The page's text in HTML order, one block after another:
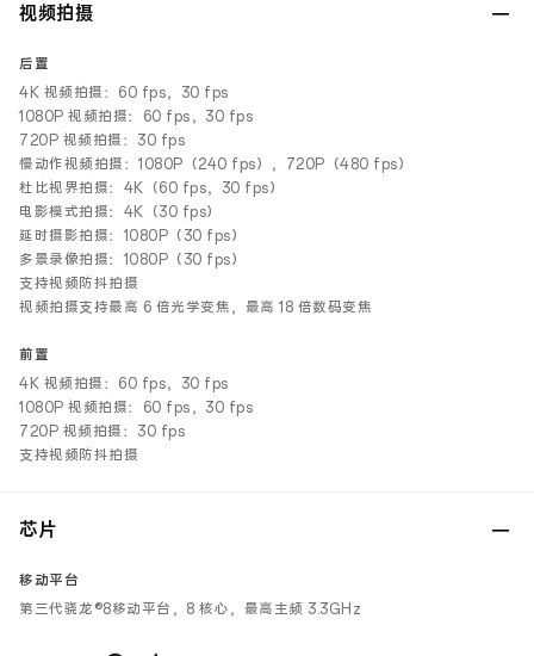
视频拍摄
后置
4K 视频拍摄：60 fps，30 fps
1080P 视频拍摄：60 fps，30 fps
720P 视频拍摄：30 fps
慢动作视频拍摄：1080P（240 fps），720P（480 fps）
杜比视界拍摄：4K（60 fps，30 fps）
电影模式拍摄：4K（30 fps）
延时摄影拍摄：1080P（30 fps）
多景录像拍摄：1080P（30 fps）
支持视频防抖拍摄
视频拍摄支持最高 6 倍光学变焦，最高 18 倍数码变焦
前置
4K 视频拍摄：60 fps，30 fps
1080P 视频拍摄：60 fps，30 fps
720P 视频拍摄：30 fps
支持视频防抖拍摄
芯片
移动平台
第三代骁龙®8移动平台，8 核心，最高主频 3.3GHz